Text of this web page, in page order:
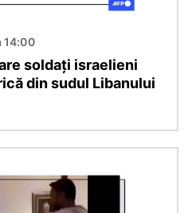
14:00
soldați israelieni
din sudul Libanului